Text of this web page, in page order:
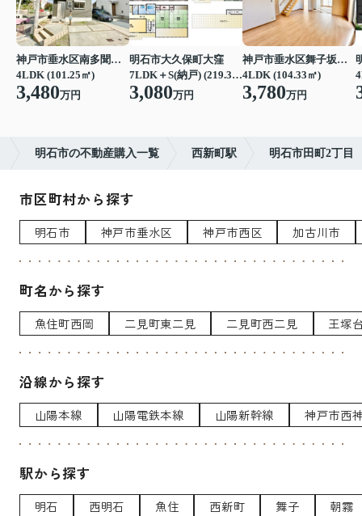
神戸市垂水区南多聞台４丁目
4LDK (101.25㎡)
3,480万円
明石市大久保町大窪
7LDK＋S(納戸) (219.39㎡)
3,080万円
神戸市垂水区舞子坂３丁目
4LDK (104.33㎡)
3,780万円
明石市の不動産購入一覧 西新町駅 明石市田町2丁目
市区町村から探す
明石市 神戸市垂水区 神戸市西区 加古川市
町名から探す
魚住町西岡 二見町東二見 二見町西二見 王塚
沿線から探す
山陽本線 山陽電鉄本線 山陽新幹線 神戸市西
駅から探す
明石 西明石 魚住 西新町 舞子 朝霧